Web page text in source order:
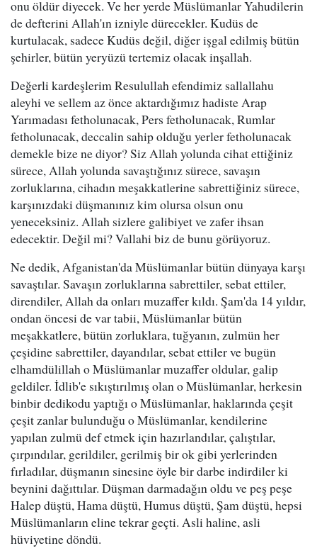
onu öldür diyecek. Ve her yerde Müslümanlar Yahudilerin
de defterini Allah'ın izniyle dürecekler. Kudüs de
kurtulacak, sadece Kudüs değil, diğer işgal edilmiş bütün
şehirler, bütün yeryüzü tertemiz olacak inşallah.
Değerli kardeşlerim Resulullah efendimiz sallallahu
aleyhi ve sellem az önce aktardığımız hadiste Arap
Yarımadası fetholunacak, Pers fetholunacak, Rumlar
fetholunacak, deccalin sahip olduğu yerler fetholunacak
demekle bize ne diyor? Siz Allah yolunda cihat ettiğiniz
sürece, Allah yolunda savaştığınız sürece, savaşın
zorluklarına, cihadın meşakkatlerine sabrettiğiniz sürece,
karşınızdaki düşmanınız kim olursa olsun onu
yeneceksiniz. Allah sizlere galibiyet ve zafer ihsan
edecektir. Değil mi? Vallahi biz de bunu görüyoruz.
Ne dedik, Afganistan'da Müslümanlar bütün dünyaya karşı
savaştılar. Savaşın zorluklarına sabrettiler, sebat ettiler,
direndiler, Allah da onları muzaffer kıldı. Şam'da 14 yıldır,
ondan öncesi de var tabii, Müslümanlar bütün
meşakkatlere, bütün zorluklara, tuğyanın, zulmün her
çeşidine sabrettiler, dayandılar, sebat ettiler ve bugün
elhamdülillah o Müslümanlar muzaffer oldular, galip
geldiler. İdlib'e sıkıştırılmış olan o Müslümanlar, herkesin
binbir dedikodu yaptığı o Müslümanlar, haklarında çeşit
çeşit zanlar bulunduğu o Müslümanlar, kendilerine
yapılan zulmü def etmek için hazırlandılar, çalıştılar,
çırpındılar, gerildiler, gerilmiş bir ok gibi yerlerinden
fırladılar, düşmanın sinesine öyle bir darbe indirdiler ki
beynini dağıttılar. Düşman darmadağın oldu ve peş peşe
Halep düştü, Hama düştü, Humus düştü, Şam düştü, hepsi
Müslümanların eline tekrar geçti. Asli haline, asli
hüviyetine döndü.